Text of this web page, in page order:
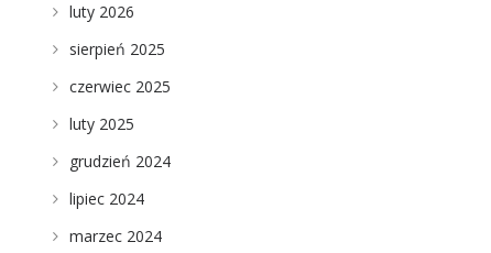
luty 2026
sierpień 2025
czerwiec 2025
luty 2025
grudzień 2024
lipiec 2024
marzec 2024